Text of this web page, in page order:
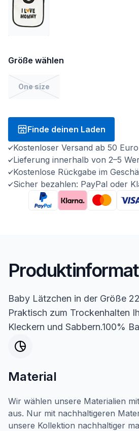
Größe wählen
One size
Finde deinen Laden
Kostenloser Versand ab 50 Euro
Lieferung innerhalb von 2–5
Kostenlose Rückgabe im
Sicher bezahlen: PayPal oder
Baby Lätzchen in der Größe
Praktisch zum Trockenhalten
Kleckern und Sabbern.100%
Material
Wir wählen unsere Materialien
aus. Nur mit nachhaltigeren
unsere Kollektion nachhaltiger